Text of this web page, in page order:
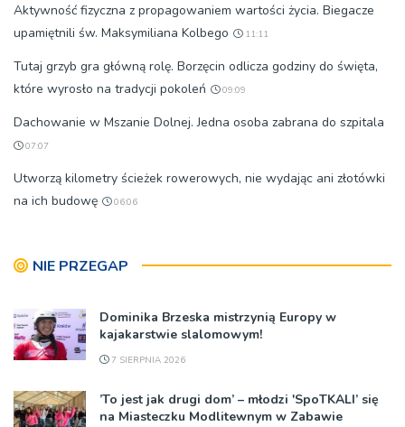
Aktywność fizyczna z propagowaniem wartości życia. Biegacze
upamiętnili św. Maksymiliana Kolbego
11:11
Tutaj grzyb gra główną rolę. Borzęcin odlicza godziny do święta,
które wyrosło na tradycji pokoleń
09:09
Dachowanie w Mszanie Dolnej. Jedna osoba zabrana do szpitala
07:07
Utworzą kilometry ścieżek rowerowych, nie wydając ani złotówki
na ich budowę
06:06
NIE PRZEGAP
Dominika Brzeska mistrzynią Europy w
kajakarstwie slalomowym!
7 SIERPNIA 2026
’To jest jak drugi dom’ – młodzi 'SpoTKALI’ się
na Miasteczku Modlitewnym w Zabawie